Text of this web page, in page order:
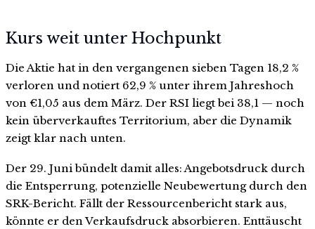
Kurs weit unter Hochpunkt
Die Aktie hat in den vergangenen sieben Tagen 18,2 %
verloren und notiert 62,9 % unter ihrem Jahreshoch
von €1,05 aus dem März. Der RSI liegt bei 38,1 — noch
kein überverkauftes Territorium, aber die Dynamik
zeigt klar nach unten.
Der 29. Juni bündelt damit alles: Angebotsdruck durch
die Entsperrung, potenzielle Neubewertung durch den
SRK-Bericht. Fällt der Ressourcenbericht stark aus,
könnte er den Verkaufsdruck absorbieren. Enttäuscht